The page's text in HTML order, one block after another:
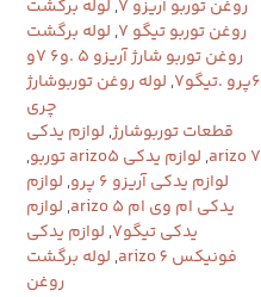
روغن توربو آریزو 7 , لوله برگشت
روغن توربو تیگو 7 , لوله برگشت
روغن توربو شارژ آریزو ۵ .و۶ ٧و
۶پرو .تیگو٧
, لوله روغن توربوشارژ
چری
قطعات توربوشارژ, لوازم یدکی
arizo 7
, لوازم یدکی arizo5 توربو
,
لوازم یدکی آریزو ۶ پرو
, لوازم
یدکی ام وی ام arizo 5
, لوازم
یدکی تیگو7 , لوازم یدکی
فونیکس arizo 6
, لوله برگشت
روغن